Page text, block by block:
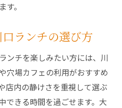
。
ランチの選び方
ンチを楽しみたい方には、川
穴場カフェの利用がおすすめ
店内の静けさを重視して選ぶ
できる時間を過ごせます。大